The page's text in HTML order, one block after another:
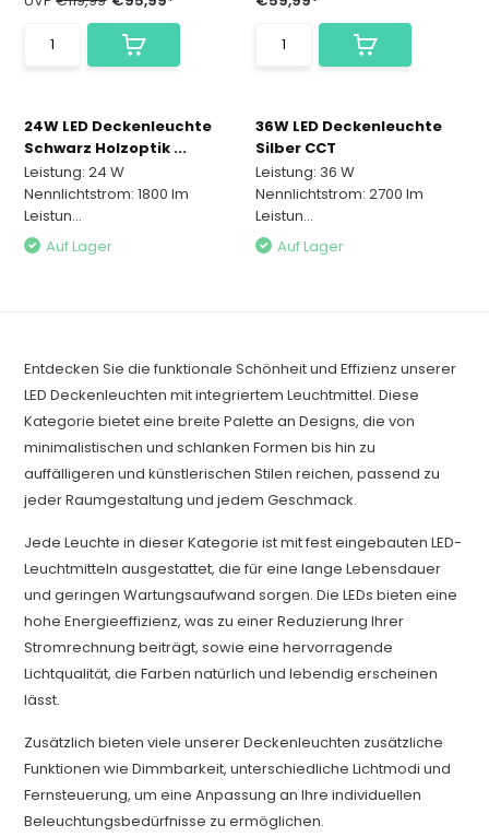
24W LED Deckenleuchte
Schwarz Holzoptik ...
Leistung: 24 W
Nennlichtstrom: 1800 lm
Leistun...
Auf Lager
36W LED Deckenleuchte
Silber CCT
Leistung: 36 W
Nennlichtstrom: 2700 lm
Leistun...
Auf Lager
Entdecken Sie die funktionale Schönheit und Effizienz unserer
LED Deckenleuchten mit integriertem Leuchtmittel. Diese
Kategorie bietet eine breite Palette an Designs, die von
minimalistischen und schlanken Formen bis hin zu
auffälligeren und künstlerischen Stilen reichen, passend zu
jeder Raumgestaltung und jedem Geschmack.
Jede Leuchte in dieser Kategorie ist mit fest eingebauten LED-
Leuchtmitteln ausgestattet, die für eine lange Lebensdauer
und geringen Wartungsaufwand sorgen. Die LEDs bieten eine
hohe Energieeffizienz, was zu einer Reduzierung Ihrer
Stromrechnung beiträgt, sowie eine hervorragende
Lichtqualität, die Farben natürlich und lebendig erscheinen
lässt.
Zusätzlich bieten viele unserer Deckenleuchten zusätzliche
Funktionen wie Dimmbarkeit, unterschiedliche Lichtmodi und
Fernsteuerung, um eine Anpassung an Ihre individuellen
Beleuchtungsbedürfnisse zu ermöglichen.